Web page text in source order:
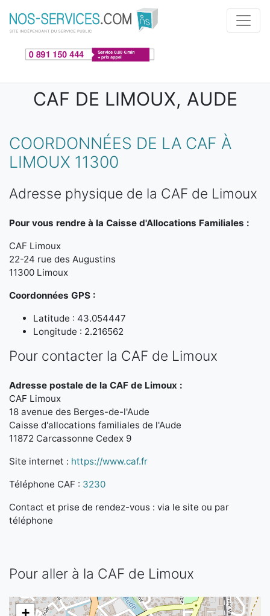
Aller au contenu principal
CAF DE LIMOUX, AUDE
COORDONNÉES DE LA CAF À
LIMOUX 11300
Adresse physique de la CAF de Limoux
Pour vous rendre à la Caisse d'Allocations Familiales :
CAF Limoux
22-24 rue des Augustins
11300 Limoux
Coordonnées GPS :
Latitude : 43.054447
Longitude : 2.216562
Pour contacter la CAF de Limoux
Adresse postale de la CAF de Limoux :
CAF Limoux
18 avenue des Berges-de-l'Aude
Caisse d'allocations familiales de l'Aude
11872 Carcassonne Cedex 9
Site internet : https://www.caf.fr
Téléphone CAF : 3230
Contact et prise de rendez-vous : via le site ou par
téléphone
Pour aller à la CAF de Limoux
+